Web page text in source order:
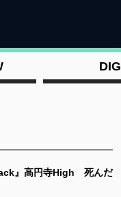
DIG
』高円寺High 死んだ